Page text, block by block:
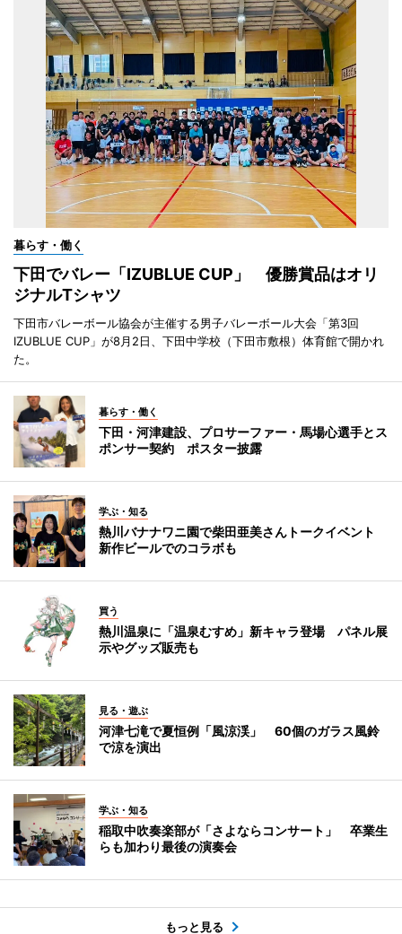
暮らす・働く
下田でバレー「IZUBLUE CUP」 優勝賞品はオリ
ジナルTシャツ
下田市バレーボール協会が主催する男子バレーボール大会「第3回
IZUBLUE CUP」が8月2日、下田中学校（下田市敷根）体育館で開かれ
た。
暮らす・働く
下田・河津建設、プロサーファー・馬場心選手とス
ポンサー契約 ポスター披露
学ぶ・知る
熱川バナナワニ園で柴田亜美さんトークイベント
新作ビールでのコラボも
買う
熱川温泉に「温泉むすめ」新キャラ登場 パネル展
示やグッズ販売も
見る・遊ぶ
河津七滝で夏恒例「風涼渓」 60個のガラス風鈴
で涼を演出
学ぶ・知る
稲取中吹奏楽部が「さよならコンサート」 卒業生
らも加わり最後の演奏会
もっと見る